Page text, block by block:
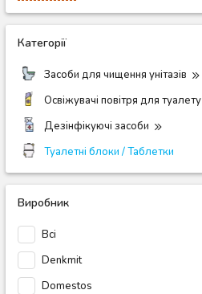
Категорії
Засоби для чищення унітазів
Освіжувачі повітря для туалету
Дезінфікуючі засоби
Туалетні блоки / Таблетки
Виробник
Всі
Denkmit
Domestos